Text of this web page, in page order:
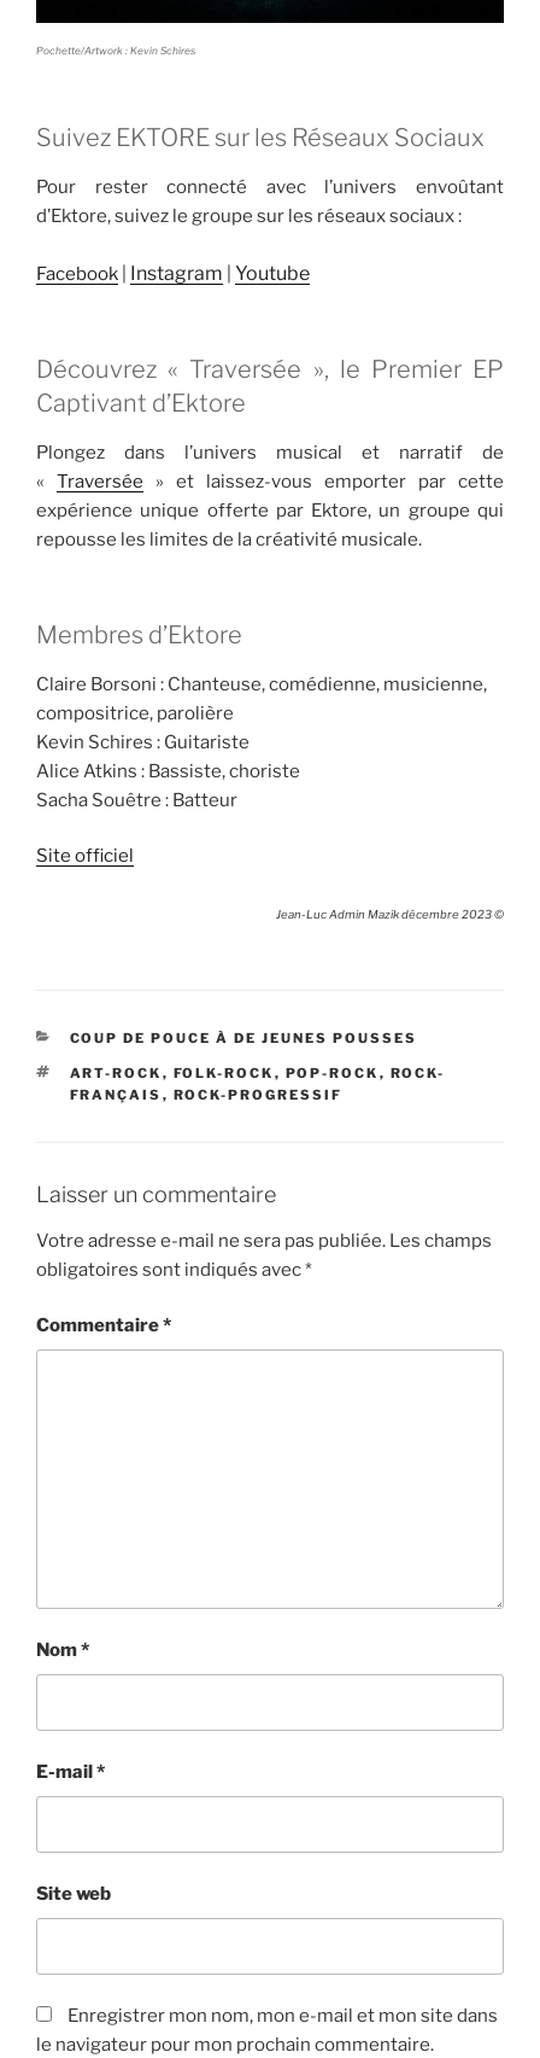
Pochette/Artwork : Kevin Schires
Suivez EKTORE sur les Réseaux Sociaux
Pour rester connecté avec l’univers envoûtant
d’Ektore, suivez le groupe sur les réseaux sociaux :
Facebook Instagram Youtube
Découvrez « Traversée », le Premier EP
Captivant d’Ektore
Plongez dans l’univers musical et narratif de
« Traversée » et laissez-vous emporter par cette
expérience unique offerte par Ektore, un groupe qui
repousse les limites de la créativité musicale.
Membres d’Ektore
Claire Borsoni : Chanteuse, comédienne, musicienne,
compositrice, parolière
Kevin Schires : Guitariste
Alice Atkins : Bassiste, choriste
Sacha Souêtre : Batteur
Site officiel
Jean-Luc Admin Mazik décembre 2023 ©
CATÉGORIES
COUP DE POUCE À DE JEUNES POUSSES
ÉTIQUETTES
ART-ROCK , FOLK-ROCK , POP-ROCK , ROCK-
FRANÇAIS , ROCK-PROGRESSIF
Laisser un commentaire
Votre adresse e-mail ne sera pas publiée. Les champs
obligatoires sont indiqués avec*
Commentaire*
Nom*
E-mail*
Site web
Enregistrer mon nom, mon e-mail et mon site dans
le navigateur pour mon prochain commentaire.